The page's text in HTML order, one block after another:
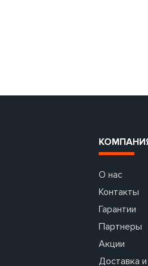
О нас
Контакты
Гарантии
Партнеры
Акции
Доставка